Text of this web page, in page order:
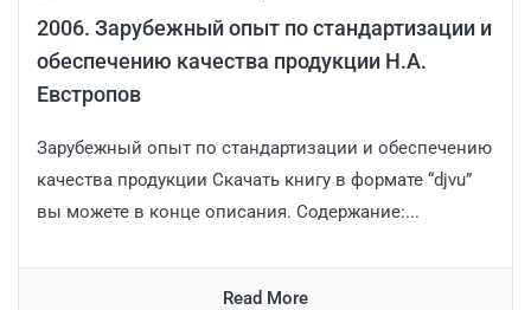
2006. Зарубежный опыт по стандартизации и
обеспечению качества продукции Н.А.
Евстропов
Зарубежный опыт по стандартизации и обеспечению
качества продукции Скачать книгу в формате “djvu”
вы можете в конце описания. Содержание:...
Read More